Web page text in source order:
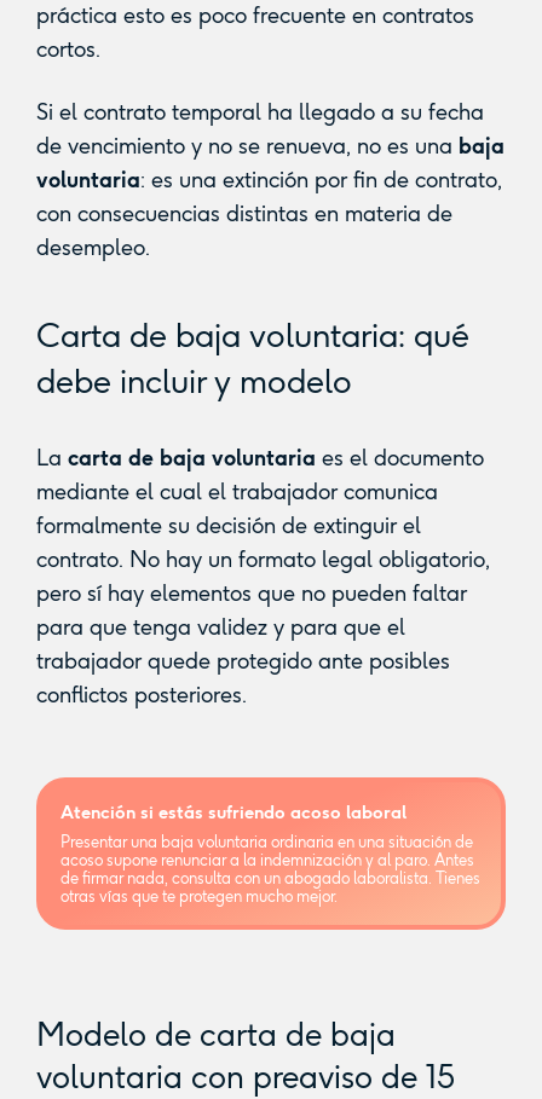
práctica esto es poco frecuente en contratos
cortos.
Si el contrato temporal ha llegado a su fecha
de vencimiento y no se renueva, no es una baja
voluntaria: es una extinción por fin de contrato,
con consecuencias distintas en materia de
desempleo.
Carta de baja voluntaria: qué
debe incluir y modelo
La carta de baja voluntaria es el documento
mediante el cual el trabajador comunica
formalmente su decisión de extinguir el
contrato. No hay un formato legal obligatorio,
pero sí hay elementos que no pueden faltar
para que tenga validez y para que el
trabajador quede protegido ante posibles
conflictos posteriores.
Atención si estás sufriendo acoso laboral
Presentar una baja voluntaria ordinaria en una situación de
acoso supone renunciar a la indemnización y al paro. Antes
de firmar nada, consulta con un abogado laboralista. Tienes
otras vías que te protegen mucho mejor.
Modelo de carta de baja
voluntaria con preaviso de 15